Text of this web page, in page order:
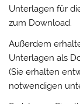
Unterlagen für
zum Download.
Außerdem
Unterlagen als
(Sie erhalten
notwendigen